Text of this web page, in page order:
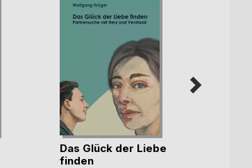
Das Glück der Liebe
finden